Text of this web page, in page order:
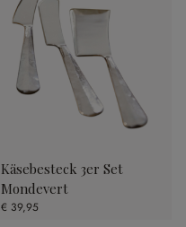
Käsebesteck 3er Set
Mondevert
€ 39,95